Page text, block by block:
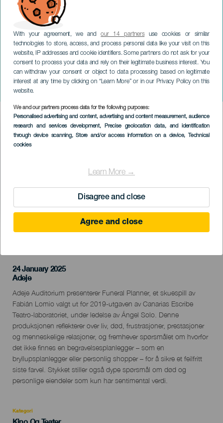
With your agreement, we andour 14 partnersuse cookies or similar
technologies to store, access, and process personal data like your visit on this
website, IP addresses and cookie identifiers. Some partners do not ask for your
consent to process your data and rely on their legitimate business interest. You
can withdraw your consent or object to data processing based on legitimate
interest at any time by clicking on “Learn More” or in our Privacy Policy on this
website.
We and our partners process data for the following purposes:
Personalised advertising and content, advertising and content measurement, audience
research and services development, Precise geolocation data, and identification
through device scanning, Store and/or access information on a device, Technical
cookies
Learn More →
Disagree and close
Agree and close
Funeral Planner
TENERIFE
Imagen
Listado
24 January 2025
Localidad
Adeje
Descripción
del
evento
Adeje Auditorium presenterer Funeral Planner, et skuespill av
Fabián Lomio valgt ut for 2019-utgaven av Canarias Escribe
Teatro-laboratoriet, under ledelse av Ángel Solo. Denne
produksjonen reflekterer over liv, død, frustrasjoner, prestasjoner
og menneskelige relasjoner, og fremhever spørsmålet om hvorfor
det ikke finnes en begravelsesplanlegger – som en
bryllupsplanlegger eller personlig shopper – for å sikre et feilfritt
siste farvel. Stykket stiller også dype spørsmål om død og
personlige eiendeler som kun har sentimental verdi.
Kategori
Categoría